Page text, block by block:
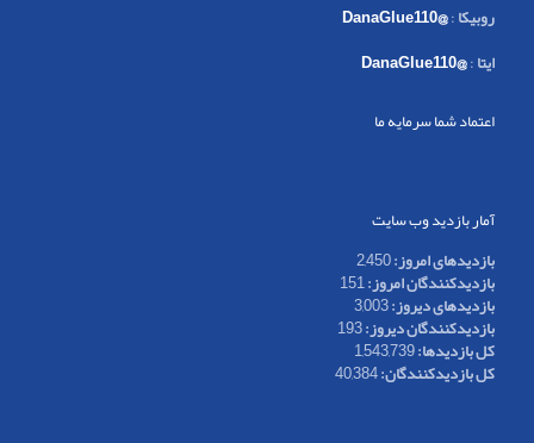
روبیکا:
@DanaGlue110
ایتا:
@DanaGlue110
اعتماد شما سرمایه ما
آمار بازدید وب سایت
بازدیدهای امروز:2,450
بازدیدکنندگان امروز:151
بازدیدهای دیروز:3,003
بازدیدکنندگان دیروز:193
کل بازدیدها:1,543,739
کل بازدیدکنند‌گان:40,384